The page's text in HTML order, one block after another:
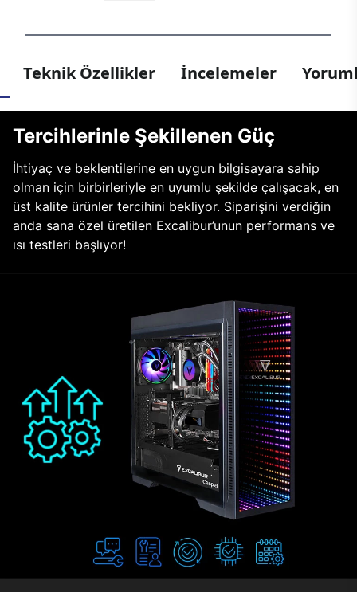
Teknik Özellikler İncelemeler
Tercihlerinle Şekillenen Güç
İhtiyaç ve beklentilerine en uygun bilgisayara sahip
olman için birbirleriyle en uyumlu şekilde çalışacak, en
üst kalite ürünler tercihini bekliyor. Siparişini verdiğin
anda sana özel üretilen Excalibur’unun performans ve
ısı testleri başlıyor!